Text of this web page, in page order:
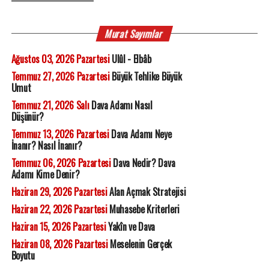
Murat Sayımlar
Ağustos 03, 2026 PazartesiUlûl - Elbâb
Temmuz 27, 2026 PazartesiBüyük Tehlike Büyük
Umut
Temmuz 21, 2026 SalıDava Adamı Nasıl
Düşünür?
Temmuz 13, 2026 PazartesiDava Adamı Neye
İnanır? Nasıl İnanır?
Temmuz 06, 2026 PazartesiDava Nedir? Dava
Adamı Kime Denir?
Haziran 29, 2026 PazartesiAlan Açmak Stratejisi
Haziran 22, 2026 PazartesiMuhasebe Kriterleri
Haziran 15, 2026 PazartesiYakîn ve Dava
Haziran 08, 2026 PazartesiMeselenin Gerçek
Boyutu